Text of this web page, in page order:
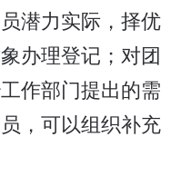
潜力实际，择优
办理登记；对团
作部门提出的需
，可以组织补充